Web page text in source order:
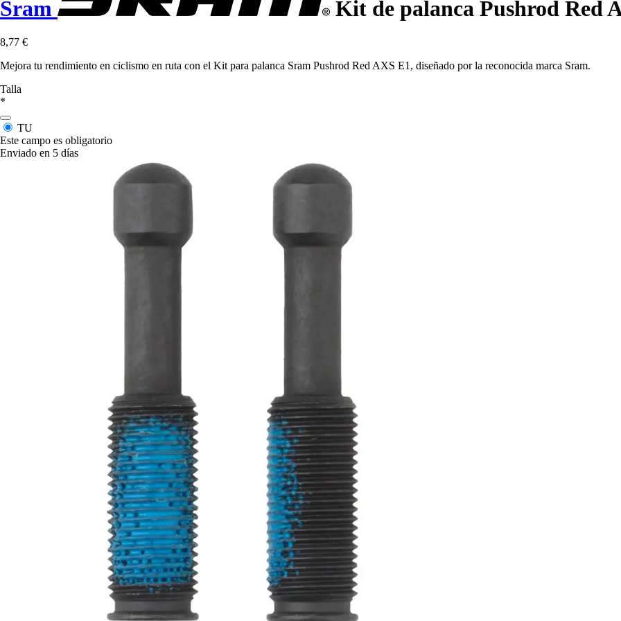
Sram Kit de palanca Pushrod Red
8,77 €
Mejora tu rendimiento en ciclismo en ruta con el Kit para palanca Sram Pushrod Red AXS E1, diseñado por la reconocida marca Sram.
Talla
*
TU
Este campo es obligatorio
Enviado en 5 días